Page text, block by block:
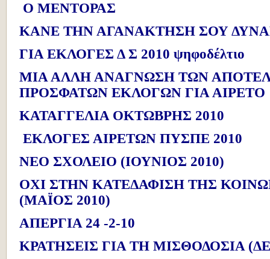
Ο ΜΕΝΤΟΡΑΣ
ΚΑΝΕ ΤΗΝ ΑΓΑΝΑΚΤΗΣΗ ΣΟΥ
ΓΙΑ ΕΚΛΟΓΕΣ Δ Σ 2010 ψηφοδέλτιο
ΜΙΑ ΑΛΛΗ ΑΝΑΓΝΩΣΗ ΤΩΝ
ΠΡΟΣΦΑΤΩΝ ΕΚΛΟΓΩΝ ΓΙΑ ΑΙΡΕΤΟ
ΚΑΤΑΓΓΕΛΙΑ ΟΚΤΩΒΡΗΣ 2010
ΕΚΛΟΓΕΣ ΑΙΡΕΤΩΝ ΠΥΣΠΕ 2010
ΝΕΟ ΣΧΟΛΕΙΟ (ΙΟΥΝΙΟΣ 2010)
ΟΧΙ ΣΤΗΝ ΚΑΤΕΔΑΦΙΣΗ ΤΗΣ
(ΜΑΪΟΣ 2010)
ΑΠΕΡΓΙΑ 24 -2-10
ΚΡΑΤΗΣΕΙΣ ΓΙΑ ΤΗ ΜΙΣΘΟΔΟΣΙΑ